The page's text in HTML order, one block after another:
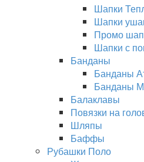
Шапки
Шапки
Промо
Шапки с
Банданы
Банданы
Банданы
Балаклавы
Повязки на
Шляпы
Баффы
Рубашки Поло